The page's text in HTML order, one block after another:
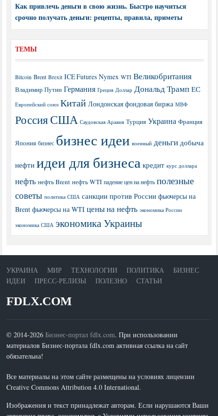
Как привлечь деньги в свою жизнь. Быстро научиться
срочно получать деньги: рецепты, правила, приметы
ТЕМЫ
Bitcoin Brent Brexit ICE Futures Nymex WTI Великобритания
Владимир Путин Германия Греция Доллар Дональд Трамп ЕС
Европейский союз Китай Лондонская фондовая биржа МВФ
РоссияСША Саудовская Аравия Турция Украина Франция
Япония бизнес бизнес идеи военный деньги добыча
нефти идеи для бизнеса кредит курс доллара
нефть нефть Brent нефть WTI падение цен на нефть полезные
советы политика США санкции против России фьючерсы на
Brent фьючерсы на WTI цены на нефть экономика России
экономика США экономика Украины
УКРАИНА МИР ТЕХНОЛОГИИ ПОЛИТИКА
БИЗНЕС
ИДЕИ
ПРЕСС-РЕЛИЗЫ ПОЛЕЗНО СТАТЬИ
FDLX.COM
© 2014-2026Бизнес-портал fdlx.com. При использовании
материалов Бизнес-портала fdlx.com активная ссылка на сайт
обязательна!
Все материалы на этом сайте размещены на условиях лицензии
Creative Commons Attribution 4.0 International.
Изображения и текст принадлежат авторам. Если нарушаются Ваши